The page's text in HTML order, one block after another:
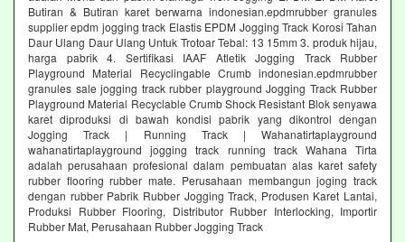
Butiran & Butiran karet berwarna indonesian.epdmrubber granules
supplier epdm jogging track Elastis EPDM Jogging Track Korosi Tahan
Daur Ulang Daur Ulang Untuk Trotoar Tebal: 13 15mm 3. produk hijau,
harga pabrik 4. Sertifikasi IAAF Atletik Jogging Track Rubber
Playground Material Recyclingable Crumb indonesian.epdmrubber
granules sale jogging track rubber playground Jogging Track Rubber
Playground Material Recyclable Crumb Shock Resistant Blok senyawa
karet diproduksi di bawah kondisi pabrik yang dikontrol dengan
Jogging Track | Running Track | Wahanatirtaplayground
wahanatirtaplayground jogging track running track Wahana Tirta
adalah perusahaan profesional dalam pembuatan alas karet safety
rubber flooring rubber mate. Perusahaan membangun joging track
dengan rubber Pabrik Rubber Jogging Track, Produsen Karet Lantai,
Produksi Rubber Flooring, Distributor Rubber Interlocking, Importir
Rubber Mat, Perusahaan Rubber Jogging Track